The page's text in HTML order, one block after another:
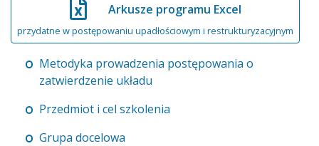
Arkusze programu Excel
przydatne w postępowaniu upadłościowym i restrukturyzacyjnym
Metodyka prowadzenia postępowania o
zatwierdzenie układu
Przedmiot i cel szkolenia
Grupa docelowa